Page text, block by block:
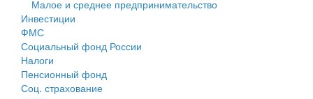
Фотоальбом
Проекты административных регламентов
Антимонопольный комплаенс
Противодействие коррупции
среднего предпринимательства
Муниципальные программы
Контрольно-счетная палата
Малое и среднее предпринимательство
Инвестиции
ФМС
Социальный фонд России
Налоги
Пенсионный фонд
Соц. страхование